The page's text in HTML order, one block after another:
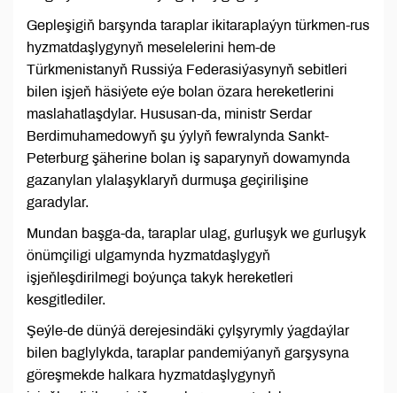
Gepleşigiň barşynda taraplar ikitaraplaýyn türkmen-rus
hyzmatdaşlygynyň meselelerini hem-de
Türkmenistanyň Russiýa Federasiýasynyň sebitleri
bilen işjeň häsiýete eýe bolan özara hereketlerini
maslahatlaşdylar. Hususan-da, ministr Serdar
Berdimuhamedowyň şu ýylyň fewralynda Sankt-
Peterburg şäherine bolan iş saparynyň dowamynda
gazanylan ylalaşyklaryň durmuşa geçirilişine
garadylar.
Mundan başga-da, taraplar ulag, gurluşyk we gurluşyk
önümçiligi ulgamynda hyzmatdaşlygyň
işjeňleşdirilmegi boýunça takyk hereketleri
kesgitlediler.
Şeýle-de dünýä derejesindäki çylşyrymly ýagdaýlar
bilen baglylykda, taraplar pandemiýanyň garşysyna
göreşmekde halkara hyzmatdaşlygynyň